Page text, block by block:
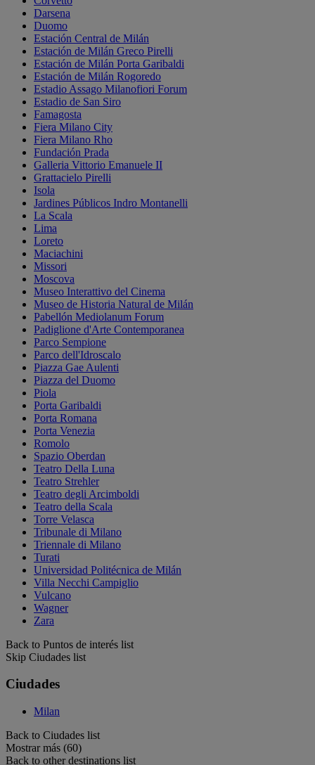
Darsena
Duomo
Estación Central de Milán
Estación de Milán Greco Pirelli
Estación de Milán Porta Garibaldi
Estación de Milán Rogoredo
Estadio Assago Milanofiori Forum
Estadio de San Siro
Famagosta
Fiera Milano City
Fiera Milano Rho
Fundación Prada
Galleria Vittorio Emanuele II
Grattacielo Pirelli
Isola
Jardines Públicos Indro Montanelli
La Scala
Lima
Loreto
Maciachini
Missori
Moscova
Museo Interattivo del Cinema
Museo de Historia Natural de Milán
Pabellón Mediolanum Forum
Padiglione d'Arte Contemporanea
Parco Sempione
Parco dell'Idroscalo
Piazza Gae Aulenti
Piazza del Duomo
Piola
Porta Garibaldi
Porta Romana
Porta Venezia
Romolo
Spazio Oberdan
Teatro Della Luna
Teatro Strehler
Teatro degli Arcimboldi
Teatro della Scala
Torre Velasca
Tribunale di Milano
Triennale di Milano
Turati
Universidad Politécnica de Milán
Villa Necchi Campiglio
Vulcano
Wagner
Zara
Back to Puntos de interés list
Skip Ciudades list
Ciudades
Milan
Back to Ciudades list
Mostrar más (60)
Back to other destinations list